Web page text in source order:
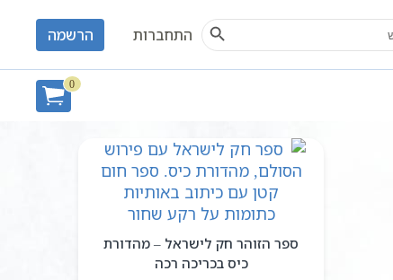
Search Button
התחברות הרשמה
0
ספר הזוהר חק לישראל – מהדורת
כיס בכריכה רכה